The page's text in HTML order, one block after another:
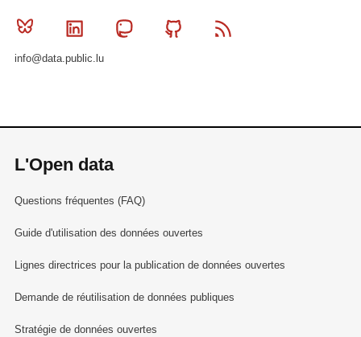
Bluesky Linkedin MastodonGithub
info@data.public.lu
L'Open data
Questions fréquentes (FAQ)
Guide d'utilisation des données ouvertes
Lignes directrices pour la publication de données ouvertes
Demande de réutilisation de données publiques
Stratégie de données ouvertes